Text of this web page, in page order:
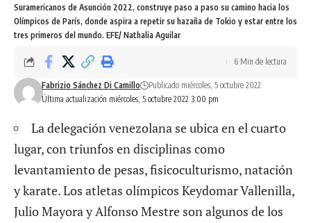
Suramericanos de Asunción 2022, construye paso a paso su camino hacia los
Olímpicos de París, donde aspira a repetir su hazaña de Tokio y estar entre los
tres primeros del mundo. EFE/ Nathalia Aguilar
Última actualización miércoles, 5 octubre 2022 3:00 pm
Fabrizio Sánchez Di Camillo Publicado miércoles, 5 octubre 2022
6 Min de lectura
La delegación venezolana se ubica en el cuarto
lugar, con triunfos en disciplinas como
levantamiento de pesas, fisicoculturismo, natación
y karate. Los atletas olímpicos Keydomar Vallenilla,
Julio Mayora y Alfonso Mestre son algunos de los